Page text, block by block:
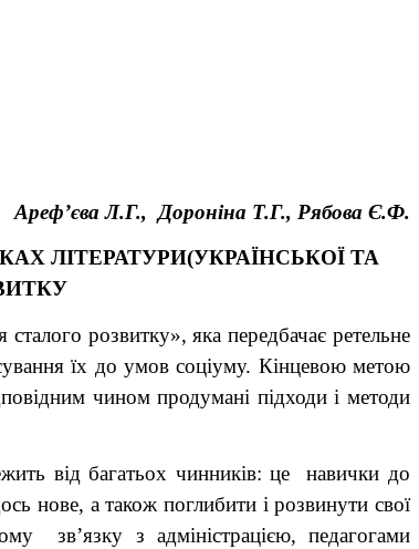
Ареф’єва Л.Г., Дороніна Т.Г., Рябова Є.Ф.
ЛІТЕРАТУРИ(УКРАЇНСЬКОЇ ТА
розвитку», яка передбачає ретельне
їх до умов соціуму. Кінцевою метою
чином продумані підходи і методи
від багатьох чинників: це навички до
нове, а також поглибити і розвинути свої
зв’язку з адміністрацією, педагогами